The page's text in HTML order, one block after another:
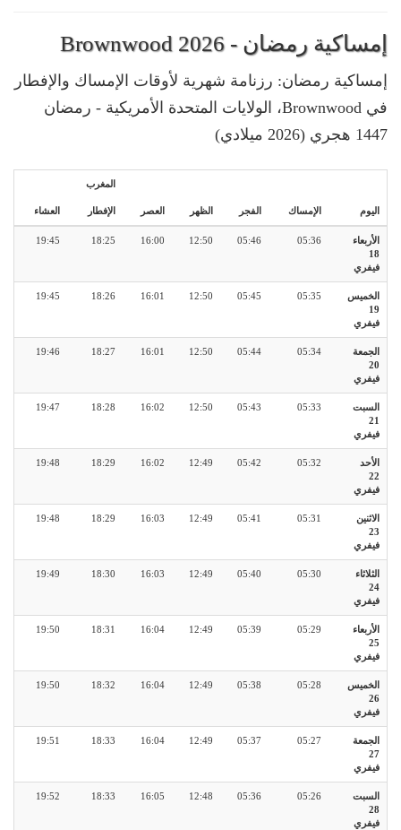
إمساكية رمضان - Brownwood 2026
إمساكية رمضان: رزنامة شهرية لأوقات الإمساك والإفطار
في Brownwood، الولايات المتحدة الأمريكية - رمضان
1447 هجري (2026 ميلادي)
اليوم الإمساك الفجر الظهر العصر
المغرب
الإفطار العشاء
الأربعاء
18
فيفري
05:36
05:46
12:50
16:00
18:25
19:45
الخميس
19
فيفري
05:35
05:45
12:50
16:01
18:26
19:45
الجمعة
20
فيفري
05:34
05:44
12:50
16:01
18:27
19:46
السبت
21
فيفري
05:33
05:43
12:50
16:02
18:28
19:47
الأحد
22
فيفري
05:32
05:42
12:49
16:02
18:29
19:48
الاثنين
23
فيفري
05:31
05:41
12:49
16:03
18:29
19:48
الثلاثاء
24
فيفري
05:30
05:40
12:49
16:03
18:30
19:49
الأربعاء
25
فيفري
05:29
05:39
12:49
16:04
18:31
19:50
الخميس
26
فيفري
05:28
05:38
12:49
16:04
18:32
19:50
الجمعة
27
فيفري
05:27
05:37
12:49
16:04
18:33
19:51
السبت
28
فيفري
05:26
05:36
12:48
16:05
18:33
19:52